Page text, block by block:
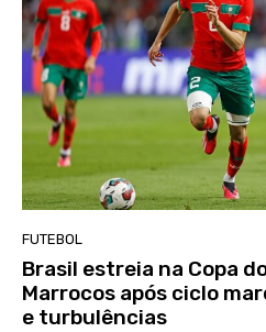
FUTEBOL
Brasil estreia na Copa
Marrocos após ciclo
e turbulências